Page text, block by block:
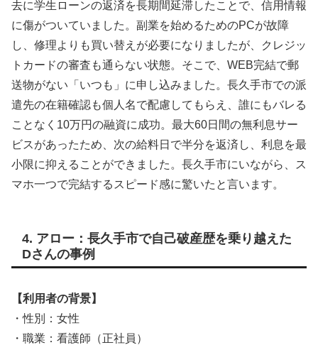
去に学生ローンの返済を長期間延滞したことで、信用情報
に傷がついていました。副業を始めるためのPCが故障
し、修理よりも買い替えが必要になりましたが、クレジッ
トカードの審査も通らない状態。そこで、WEB完結で郵
送物がない「いつも」に申し込みました。長久手市での派
遣先の在籍確認も個人名で配慮してもらえ、誰にもバレる
ことなく10万円の融資に成功。最大60日間の無利息サー
ビスがあったため、次の給料日で半分を返済し、利息を最
小限に抑えることができました。長久手市にいながら、ス
マホ一つで完結するスピード感に驚いたと言います。
4. アロー：長久手市で自己破産歴を乗り越えた
Dさんの事例
【利用者の背景】
・性別：女性
・職業：看護師（正社員）